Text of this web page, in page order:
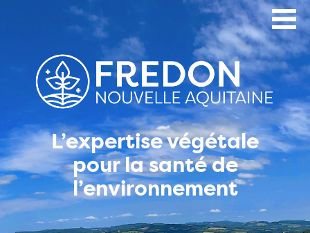
L’expertise végétale
pour la santé de
l’environnement